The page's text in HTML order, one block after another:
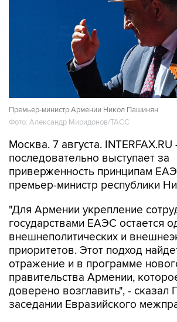
Премьер-министр Армении Никол Пашинян
Фото: Александр Миридонов/ТАСС
Москва. 7 августа.
последовательно выступает за
приверженность принципам
премьер-министр республики
"Для Армении укрепление
государствами ЕАЭС остается
внешнеполитических и
приоритетов. Этот подход
отражение и в программе
правительства Армении,
доверено возглавить", - сказал
заседании Евразийского